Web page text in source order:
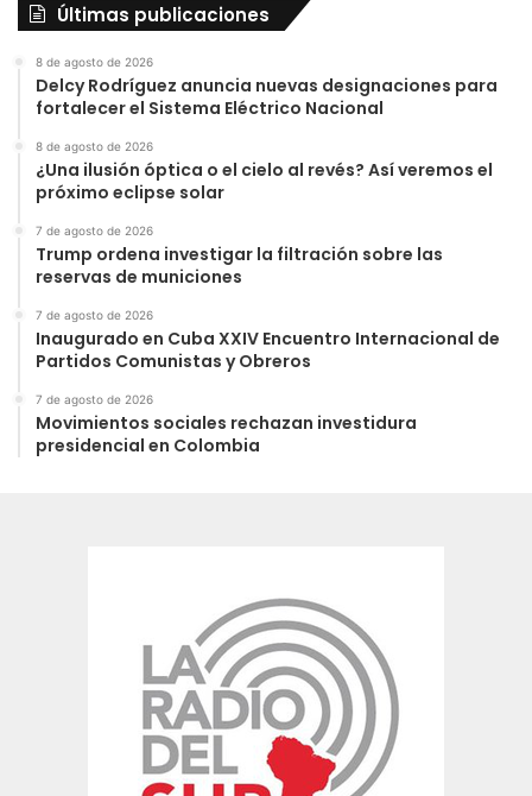
Últimas publicaciones
8 de agosto de 2026
Delcy Rodríguez anuncia nuevas designaciones para
fortalecer el Sistema Eléctrico Nacional
8 de agosto de 2026
¿Una ilusión óptica o el cielo al revés? Así veremos el
próximo eclipse solar
7 de agosto de 2026
Trump ordena investigar la filtración sobre las
reservas de municiones
7 de agosto de 2026
Inaugurado en Cuba XXIV Encuentro Internacional de
Partidos Comunistas y Obreros
7 de agosto de 2026
Movimientos sociales rechazan investidura
presidencial en Colombia